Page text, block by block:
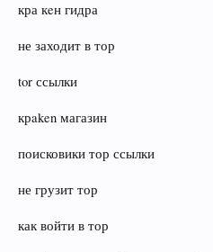
кра кeн гидра
не заходит в тор
tor ссылки
крaken магазин
поисковики тор ссылки
не грузит тор
как войти в тор